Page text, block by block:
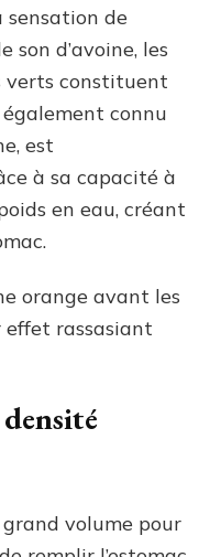
de
son d’avoine, les
verts constituent
également connu
est
à sa capacité à
en eau, créant
orange avant les
effet rassasiant
volume pour